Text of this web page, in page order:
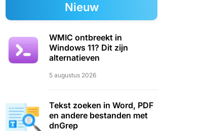
Nieuw
WMIC ontbreekt in
Windows 11? Dit zijn
alternatieven
5 augustus 2026
Tekst zoeken in Word, PDF
en andere bestanden met
dnGrep